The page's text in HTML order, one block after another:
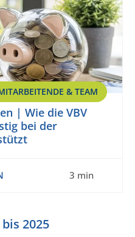
& TEAM
| Wie die VBV
bei der
3 min
2025